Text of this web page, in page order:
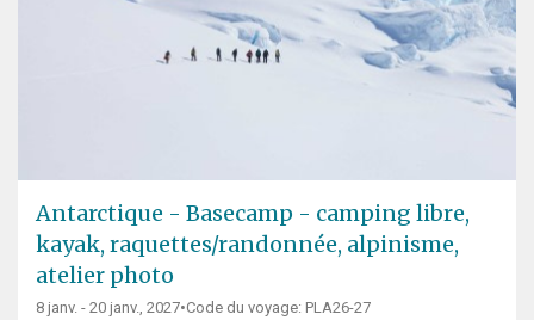
Antarctique - Basecamp - camping libre,
kayak, raquettes/randonnée, alpinisme,
atelier photo
8 janv. - 20 janv., 2027•Code du voyage: PLA26-27